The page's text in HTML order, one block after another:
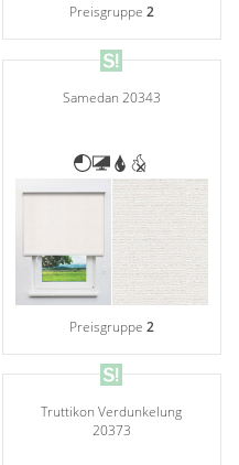
Preisgruppe 2
Samedan 20343
Preisgruppe 2
Truttikon Verdunkelung
20373